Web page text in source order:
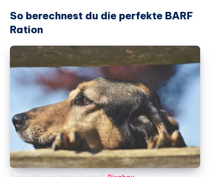
So berechnest du die perfekte BARF
Ration